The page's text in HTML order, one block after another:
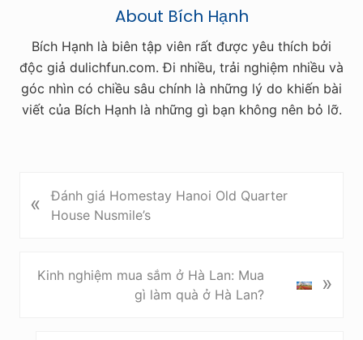
About Bích Hạnh
Bích Hạnh là biên tập viên rất được yêu thích bởi
độc giả dulichfun.com. Đi nhiều, trải nghiệm nhiều và
góc nhìn có chiều sâu chính là những lý do khiến bài
viết của Bích Hạnh là những gì bạn không nên bỏ lỡ.
r
«
Đánh giá Homestay Hanoi Old Quarter
House Nusmile’s
N
Kinh nghiệm mua sắm ở Hà Lan: Mua
gì làm quà ở Hà Lan?
»